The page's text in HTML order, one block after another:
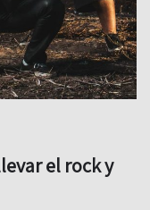
el rock y